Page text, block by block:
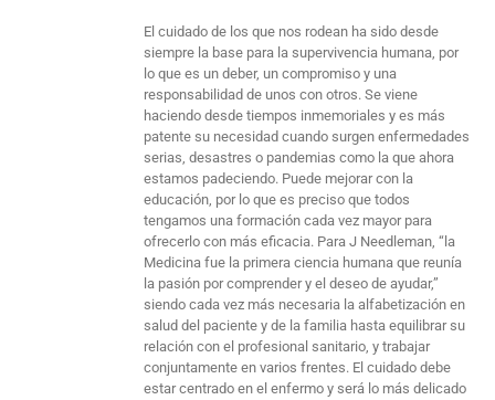
El cuidado de los que nos rodean ha sido desde
siempre la base para la supervivencia humana, por
lo que es un deber, un compromiso y una
responsabilidad de unos con otros. Se viene
haciendo desde tiempos inmemoriales y es más
patente su necesidad cuando surgen enfermedades
serias, desastres o pandemias como la que ahora
estamos padeciendo. Puede mejorar con la
educación, por lo que es preciso que todos
tengamos una formación cada vez mayor para
ofrecerlo con más eficacia. Para J Needleman, “la
Medicina fue la primera ciencia humana que reunía
la pasión por comprender y el deseo de ayudar,”
siendo cada vez más necesaria la alfabetización en
salud del paciente y de la familia hasta equilibrar su
relación con el profesional sanitario, y trabajar
conjuntamente en varios frentes. El cuidado debe
estar centrado en el enfermo y será lo más delicado